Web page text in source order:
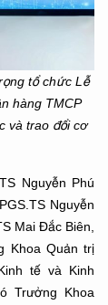
tổ chức Lễ
hàng TMCP
và trao đổi cơ
Nguyễn Phú
Nguyễn
Mai Đắc Biên,
Khoa Quản trị
tế và Kinh
Trưởng Khoa